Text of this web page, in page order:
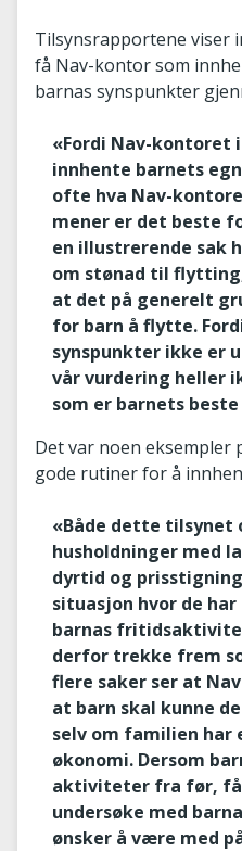
Tilsynsrapportene viser
få Nav-kontor som
barnas synspunkter
«Fordi Nav-kontoret
innhente barnets
ofte hva Nav-
mener er det beste
en illustrerende sak
om stønad til
at det på generelt
for barn å flytte.
synspunkter ikke er
vår vurdering heller
som er barnets
Det var noen eksempler
gode rutiner for å
«Både dette tilsynet
husholdninger med
dyrtid og
situasjon hvor de
barnas
derfor trekke frem
flere saker ser at
at barn skal kunne
selv om familien har
økonomi. Dersom
aktiviteter fra før,
undersøke med
ønsker å være med